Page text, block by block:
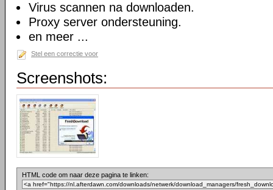
Virus scannen na downloaden.
Proxy server ondersteuning.
en meer ...
Stel een correctie voor
Screenshots:
HTML code om naar deze pagina te linken: